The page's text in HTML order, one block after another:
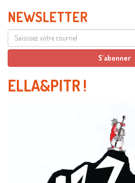
NEWSLETTER
ELLA&PITR !